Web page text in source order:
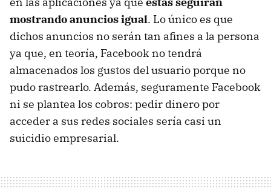
mostrando anuncios igual. Lo único es que
dichos anuncios no serán tan afines a la persona
ya que, en teoría, Facebook no tendrá
almacenados los gustos del usuario porque no
pudo rastrearlo. Además, seguramente Facebook
ni se plantea los cobros: pedir dinero por
acceder a sus redes sociales sería casi un
suicidio empresarial.